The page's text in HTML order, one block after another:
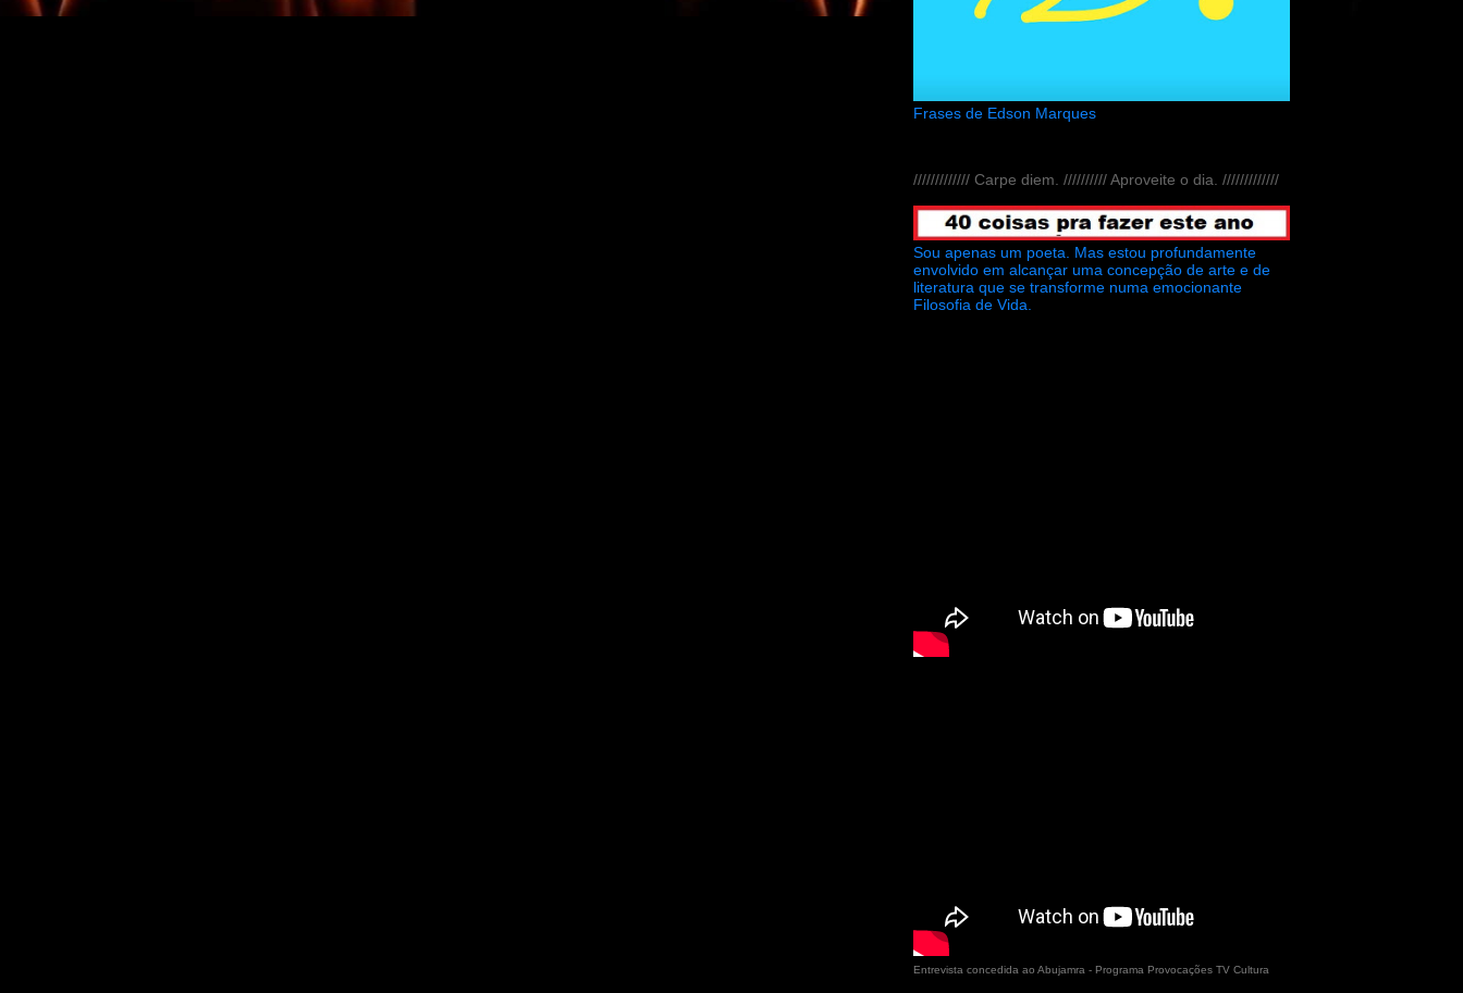
Frases de Edson Marques
///////////// Carpe diem. ////////// Aproveite o dia. /////////////
Sou apenas um poeta. Mas estou profundamente
envolvido em alcançar uma concepção de arte e de
literatura que se transforme numa emocionante
Filosofia de Vida.
Entrevista concedida ao Abujamra - Programa Provocações TV Cultura